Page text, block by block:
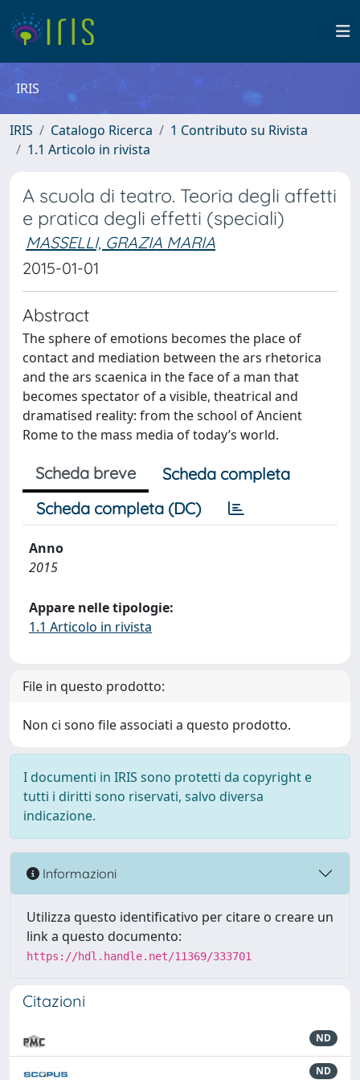
IRIS
IRIS Catalogo Ricerca
1 Contributo su Rivista
1.1 Articolo in rivista
A scuola di teatro. Teoria degli affetti
e pratica degli effetti (speciali)
MASSELLI, GRAZIA MARIA
2015-01-01
Abstract
The sphere of emotions becomes the place of
contact and mediation between the ars rhetorica
and the ars scaenica in the face of a man that
becomes spectator of a visible, theatrical and
dramatised reality: from the school of Ancient
Rome to the mass media of today’s world.
Scheda breve
Scheda completa
Scheda completa (DC)
Anno
2015
Appare nelle tipologie:
1.1 Articolo in rivista
File in questo prodotto:
Non ci sono file associati a questo prodotto.
I documenti in IRIS sono protetti da copyright e
tutti i diritti sono riservati, salvo diversa
indicazione.
Informazioni
Utilizza questo identificativo per citare o creare un
link a questo documento:
https://hdl.handle.net/11369/333701
Citazioni
ND
ND